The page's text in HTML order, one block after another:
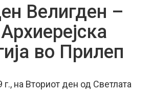
Велигден –
во Прилеп
на Вториот ден од Светлата